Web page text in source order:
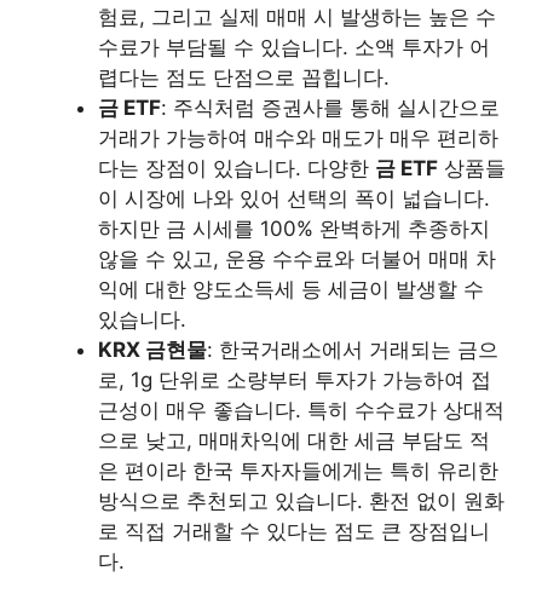
험료, 그리고 실제 매매 시 발생하는 높은 수
수료가 부담될 수 있습니다. 소액 투자가 어
렵다는 점도 단점으로 꼽힙니다.
금 ETF: 주식처럼 증권사를 통해 실시간으로
거래가 가능하여 매수와 매도가 매우 편리하
다는 장점이 있습니다. 다양한 금 ETF 상품들
이 시장에 나와 있어 선택의 폭이 넓습니다.
하지만 금 시세를 100% 완벽하게 추종하지
않을 수 있고, 운용 수수료와 더불어 매매 차
익에 대한 양도소득세 등 세금이 발생할 수
있습니다.
KRX 금현물: 한국거래소에서 거래되는 금으
로, 1g 단위로 소량부터 투자가 가능하여 접
근성이 매우 좋습니다. 특히 수수료가 상대적
으로 낮고, 매매차익에 대한 세금 부담도 적
은 편이라 한국 투자자들에게는 특히 유리한
방식으로 추천되고 있습니다. 환전 없이 원화
로 직접 거래할 수 있다는 점도 큰 장점입니
다.